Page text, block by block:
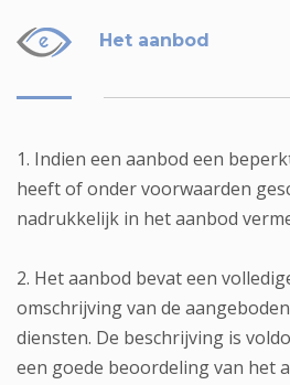
Het aanbod
1. Indien een aanbod een
heeft of onder voorwaarden
nadrukkelijk in het aanbod
2. Het aanbod bevat een
omschrijving van de
diensten. De beschrijving is
een goede beoordeling van het